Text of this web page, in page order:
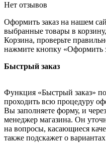
Нет отзывов
Оформить заказ на нашем
выбранные товары в
Корзина, проверьте
нажмите кнопку «Оформить
Быстрый заказ
Функция «Быстрый заказ»
проходить всю процедуру
Вы заполняете форму, и
менеджер магазина. Он
на вопросы, касающиеся
также подскажет о